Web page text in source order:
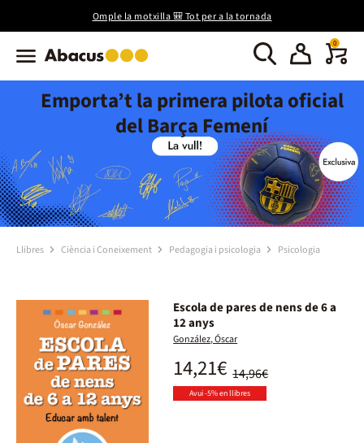
Omple la motxilla 🎒 Tot per a la tornada
0
Emporta’t la primera pilota oficial
del Barça Femení
Llibres Ciència i Coneixement Pedagogia i psicologia Psicologia
Escola de pares de nens de 6 a
12 anys
González, Óscar
14,96€
14,21€
Avui -5% en llibres